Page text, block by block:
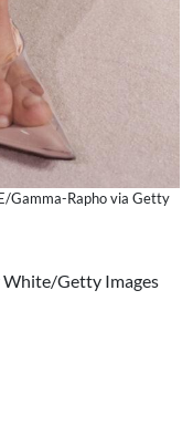
Gamma-Rapho via Getty
White/Getty Images